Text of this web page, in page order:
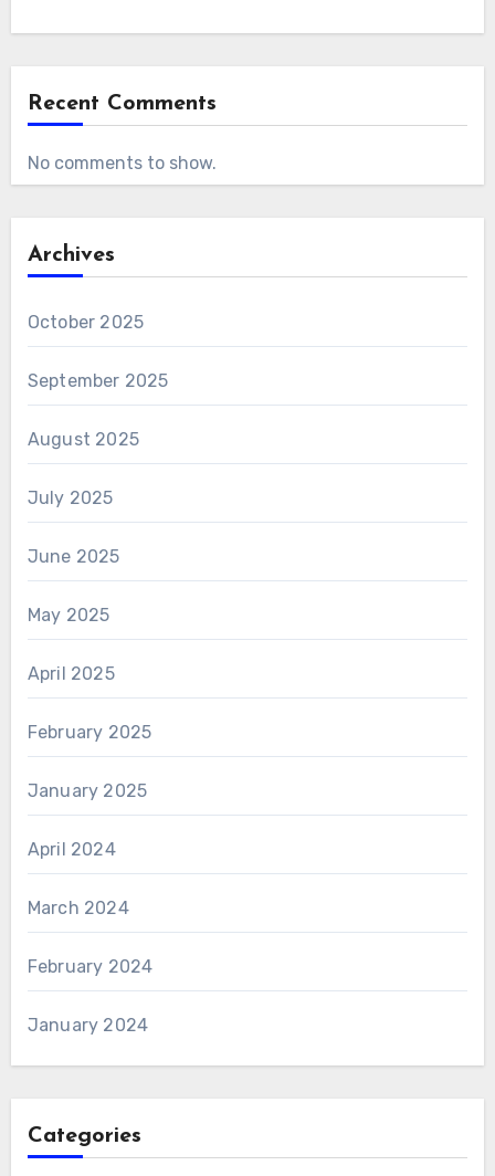
Recent Comments
No comments to show.
Archives
October 2025
September 2025
August 2025
July 2025
June 2025
May 2025
April 2025
February 2025
January 2025
April 2024
March 2024
February 2024
January 2024
Categories